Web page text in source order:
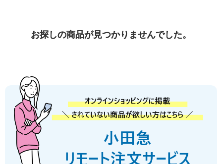
お探しの商品が見つかりませんでした。